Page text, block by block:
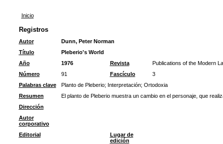
Inicio
Registros
Autor
Dunn, Peter Norman
Título
Pleberio's World
Año
1976 Revista
Publications of the Modern
Número
91 Fascículo
3
Palabras clave
Planto de Pleberio; Interpretación; Ortodoxia
Resumen
El planto de Pleberio muestra un cambio en el personaje, que
Dirección
Autor
corporativo
Editorial
Lugar de
edición